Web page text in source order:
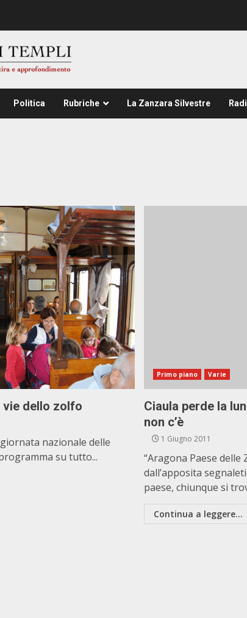
Politica Rubriche La Zanzara Silvestre
dello zolfo
nazionale delle
su tutto...
Primo piano Varie
Ciaula perde la
non c’è
1 Giugno 2011
“Aragona Paese
dall’apposita
paese, chiunque si
Continua a leggere...